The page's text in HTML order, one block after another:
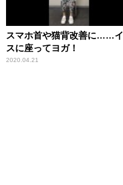
スマホ首や猫背改善に……イ
スに座ってヨガ！
2020.04.21